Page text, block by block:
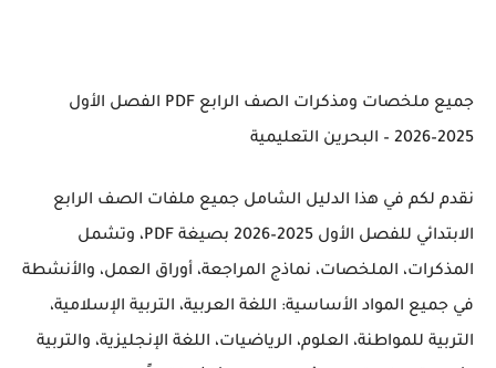
جميع ملخصات ومذكرات الصف الرابع PDF الفصل الأول
2025–2026 – البحرين التعليمية
نقدم لكم في هذا الدليل الشامل جميع ملفات الصف الرابع
الابتدائي للفصل الأول 2025–2026 بصيغة PDF، وتشمل
المذكرات، الملخصات، نماذج المراجعة، أوراق العمل، والأنشطة
في جميع المواد الأساسية: اللغة العربية، التربية الإسلامية،
التربية للمواطنة، العلوم، الرياضيات، اللغة الإنجليزية، والتربية